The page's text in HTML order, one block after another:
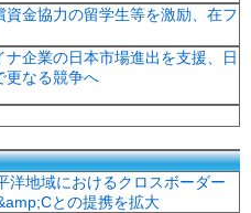
資金協力の留学生等を激励、在フ
ナ企業の日本市場進出を支援、日
更なる競争へ
洋地域におけるクロスボーダー
との提携を拡大